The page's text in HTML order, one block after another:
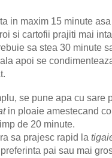
in maxim 15 minute
si cartofii prajiti mai
sa stea 30 minute
apoi se
se pune apa cu sare
in ploaie amestecand
de 20 minute.
sa prajesc rapid la
pai sau mai